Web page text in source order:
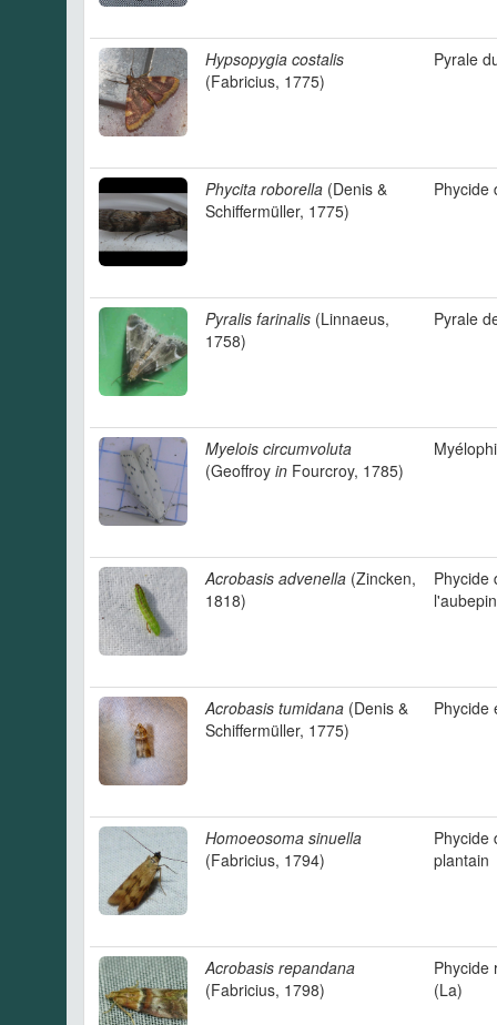
Hypsopygia costalis
(Fabricius, 1775)
Pyrale
Phycita roborella (Denis &
Schiffermüller, 1775)
Phycide
Pyralis farinalis (Linnaeus,
1758)
Pyrale
Myelois circumvoluta
(Geoffroy in Fourcroy, 1785)
Acrobasis advenella (Zincken,
1818)
Phycide
Acrobasis tumidana (Denis &
Schiffermüller, 1775)
Phycide
Homoeosoma sinuella
(Fabricius, 1794)
Phycide
plantain
Acrobasis repandana
(Fabricius, 1798)
Phycide
(La)